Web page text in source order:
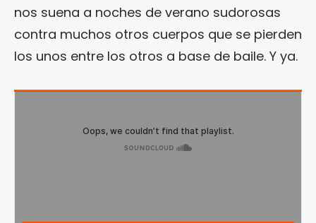
nos suena a noches de verano sudorosas
contra muchos otros cuerpos que se pierden
los unos entre los otros a base de baile. Y ya.